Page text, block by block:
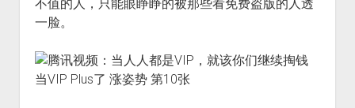
不值的人，只能眼睁睁的被那些看免费盗版的人透
一脸。